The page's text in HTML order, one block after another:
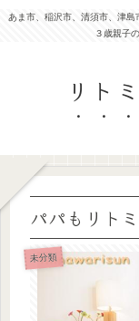
あま市、稲沢市、清須市、津
３歳親子
リト
パパもリト
未分類